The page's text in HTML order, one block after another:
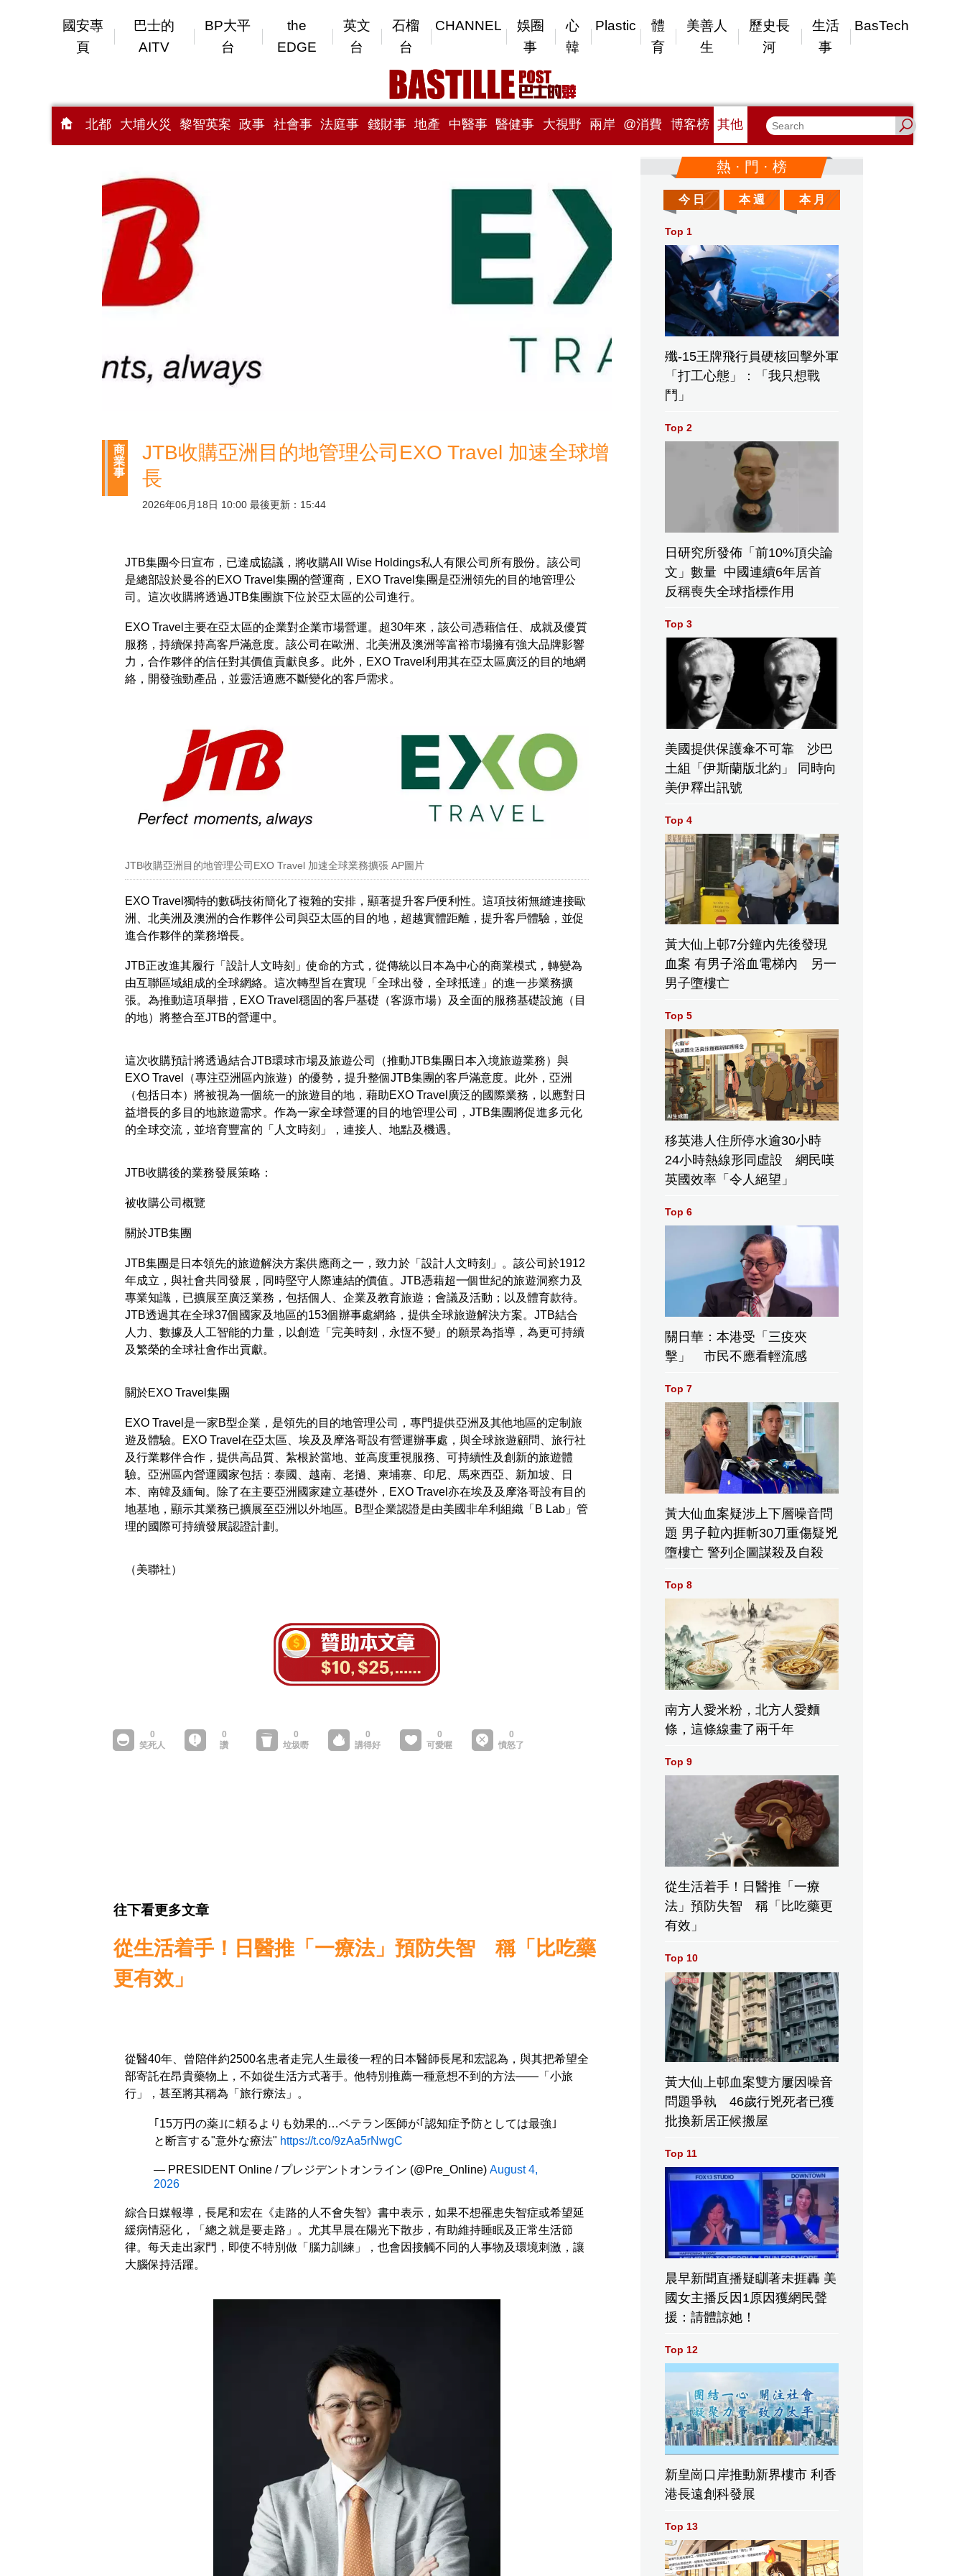
國安專
頁
巴士的
AITV
BP大平
台
the
EDGE
英文
台
石榴
台
CHANNEL
娛圈
事
心
韓
Plastic
體
育
美善人
生
歷史長
河
生活
事
BasTech
北都 大埔火災 黎智英案 政事 社會事 法庭事 錢財事 地產 中醫事 醫健事 大視野 兩岸 @消費 博客榜 其他
商
業
事
JTB收購亞洲目的地管理公司EXO Travel 加速全球增
長
2026年06月18日 10:00 最後更新：15:44
JTB集團今日宣布，已達成協議，將收購All Wise Holdings私人有限公司所有股份。該公司
是總部設於曼谷的EXO Travel集團的營運商，EXO Travel集團是亞洲領先的目的地管理公
司。這次收購將透過JTB集團旗下位於亞太區的公司進行。
EXO Travel主要在亞太區的企業對企業市場營運。超30年來，該公司憑藉信任、成就及優質
服務，持續保持高客戶滿意度。該公司在歐洲、北美洲及澳洲等富裕市場擁有強大品牌影響
力，合作夥伴的信任對其價值貢獻良多。此外，EXO Travel利用其在亞太區廣泛的目的地網
絡，開發強勁產品，並靈活適應不斷變化的客戶需求。
JTB收購亞洲目的地管理公司EXO Travel 加速全球業務擴張 AP圖片
EXO Travel獨特的數碼技術簡化了複雜的安排，顯著提升客戶便利性。這項技術無縫連接歐
洲、北美洲及澳洲的合作夥伴公司與亞太區的目的地，超越實體距離，提升客戶體驗，並促
進合作夥伴的業務增長。
JTB正改進其履行「設計人文時刻」使命的方式，從傳統以日本為中心的商業模式，轉變為
由互聯區域組成的全球網絡。這次轉型旨在實現「全球出發，全球抵達」的進一步業務擴
張。為推動這項舉措，EXO Travel穩固的客戶基礎（客源市場）及全面的服務基礎設施（目
的地）將整合至JTB的營運中。
這次收購預計將透過結合JTB環球市場及旅遊公司（推動JTB集團日本入境旅遊業務）與
EXO Travel（專注亞洲區內旅遊）的優勢，提升整個JTB集團的客戶滿意度。此外，亞洲
（包括日本）將被視為一個統一的旅遊目的地，藉助EXO Travel廣泛的國際業務，以應對日
益增長的多目的地旅遊需求。作為一家全球營運的目的地管理公司，JTB集團將促進多元化
的全球交流，並培育豐富的「人文時刻」，連接人、地點及機遇。
JTB收購後的業務發展策略：
被收購公司概覽
關於JTB集團
JTB集團是日本領先的旅遊解決方案供應商之一，致力於「設計人文時刻」。該公司於1912
年成立，與社會共同發展，同時堅守人際連結的價值。JTB憑藉超一個世紀的旅遊洞察力及
專業知識，已擴展至廣泛業務，包括個人、企業及教育旅遊；會議及活動；以及體育款待。
JTB透過其在全球37個國家及地區的153個辦事處網絡，提供全球旅遊解決方案。JTB結合
人力、數據及人工智能的力量，以創造「完美時刻，永恆不變」的願景為指導，為更可持續
及繁榮的全球社會作出貢獻。
關於EXO Travel集團
EXO Travel是一家B型企業，是領先的目的地管理公司，專門提供亞洲及其他地區的定制旅
遊及體驗。EXO Travel在亞太區、埃及及摩洛哥設有營運辦事處，與全球旅遊顧問、旅行社
及行業夥伴合作，提供高品質、紮根於當地、並高度重視服務、可持續性及創新的旅遊體
驗。亞洲區內營運國家包括：泰國、越南、老撾、柬埔寨、印尼、馬來西亞、新加坡、日
本、南韓及緬甸。除了在主要亞洲國家建立基礎外，EXO Travel亦在埃及及摩洛哥設有目的
地基地，顯示其業務已擴展至亞洲以外地區。B型企業認證是由美國非牟利組織「B Lab」管
理的國際可持續發展認證計劃。
（美聯社）
往下看更多文章
從生活着手！日醫推「一療法」預防失智 稱「比吃藥
更有效」
從醫40年、曾陪伴約2500名患者走完人生最後一程的日本醫師長尾和宏認為，與其把希望全
部寄託在昂貴藥物上，不如從生活方式著手。他特別推薦一種意想不到的方法——「小旅
行」，甚至將其稱為「旅行療法」。
｢15万円の薬｣に頼るよりも効果的…ベテラン医師が｢認知症予防としては最強｣
と断言する"意外な療法" https://t.co/9zAa5rNwgC
— PRESIDENT Online / プレジデントオンライン (@Pre_Online) August 4,
2026
綜合日媒報導，長尾和宏在《走路的人不會失智》書中表示，如果不想罹患失智症或希望延
緩病情惡化，「總之就是要走路」。尤其早晨在陽光下散步，有助維持睡眠及正常生活節
律。每天走出家門，即使不特別做「腦力訓練」，也會因接觸不同的人事物及環境刺激，讓
大腦保持活躍。
熱 · 門 · 榜
今 日 本 週 本 月
Top 1
殲-15王牌飛行員硬核回擊外軍
「打工心態」：「我只想戰
鬥」
Top 2
日研究所發佈「前10%頂尖論
文」數量 中國連續6年居首
反稱喪失全球指標作用
Top 3
美國提供保護傘不可靠 沙巴
土組「伊斯蘭版北約」 同時向
美伊釋出訊號
Top 4
黃大仙上邨7分鐘內先後發現
血案 有男子浴血電梯內 另一
男子墮樓亡
Top 5
移英港人住所停水逾30小時
24小時熱線形同虛設 網民嘆
英國效率「令人絕望」
Top 6
關日華：本港受「三疫夾
擊」 市民不應看輕流感
Top 7
黃大仙血案疑涉上下層噪音問
題 男子𨋢內捱斬30刀重傷疑兇
墮樓亡 警列企圖謀殺及自殺
Top 8
南方人愛米粉，北方人愛麵
條，這條線畫了兩千年
Top 9
從生活着手！日醫推「一療
法」預防失智 稱「比吃藥更
有效」
Top 10
黃大仙上邨血案雙方屢因噪音
問題爭執 46歲行兇死者已獲
批換新居正候搬屋
Top 11
晨早新聞直播疑瞓著未捱轟 美
國女主播反因1原因獲網民聲
援：請體諒她！
Top 12
新皇崗口岸推動新界樓市 利香
港長遠創科發展
Top 13